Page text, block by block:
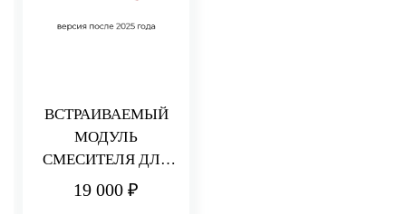
ВСТРАИВАЕМЫЙ
МОДУЛЬ
СМЕСИТЕЛЯ ДЛЯ
РАКОВИНЫ/ДУША
19 000 ₽